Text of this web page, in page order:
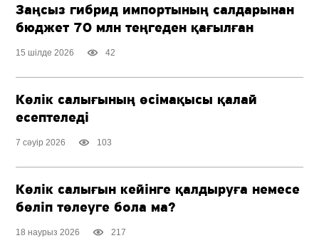
Заңсыз гибрид импортының салдарынан
бюджет 70 млн теңгеден қағылған
15 шілде 2026 42
Көлік салығының өсімақысы қалай
есептеледі
7 сәуір 2026 103
Көлік салығын кейінге қалдыруға немесе
бөліп төлеуге бола ма?
18 наурыз 2026 217